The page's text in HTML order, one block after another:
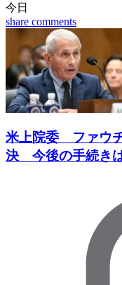
今日
share comments
米上院委 ファウ
決 今後の手続き